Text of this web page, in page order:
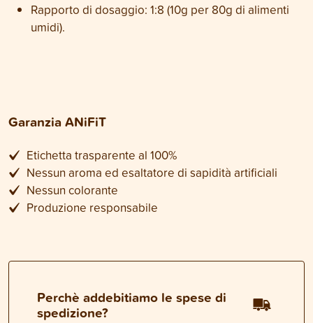
Rapporto di dosaggio: 1:8 (10g per 80g di alimenti
umidi).
Garanzia ANiFiT
Etichetta trasparente al 100%
Nessun aroma ed esaltatore di sapidità artificiali
Nessun colorante
Produzione responsabile
Perchè addebitiamo le spese di
spedizione?